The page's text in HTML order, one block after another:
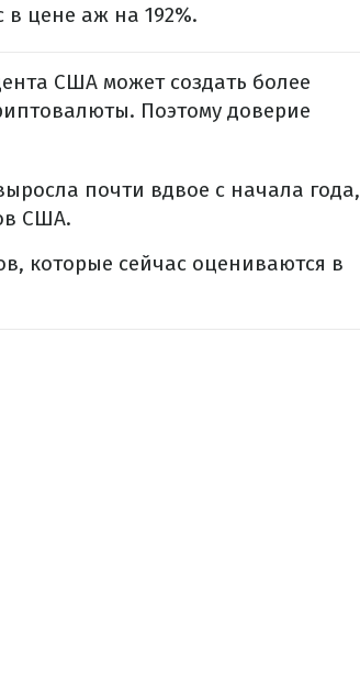
цене аж на 192%.
США может создать более
Поэтому доверие
почти вдвое с начала года,
США.
которые сейчас оцениваются в